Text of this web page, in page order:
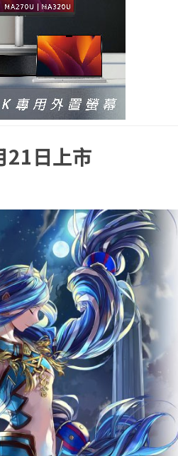
21日上市